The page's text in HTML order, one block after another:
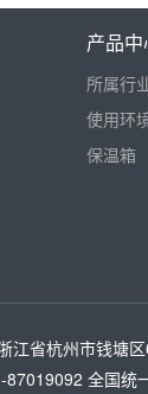
产品
所属行
使用环
保温箱
江省杭州市钱塘
87019092 全国统